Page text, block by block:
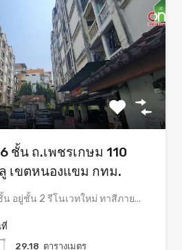
ชั้น ถ.เพชรเกษม 110
เขตหนองแขม กทม.
อยู่ชั้น 2 รีโนเวทใหม่ ทาสีภาย...
29.18 ตารางเมตร